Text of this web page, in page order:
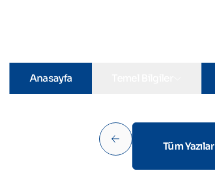
Anasayfa
Tüm Yazılar